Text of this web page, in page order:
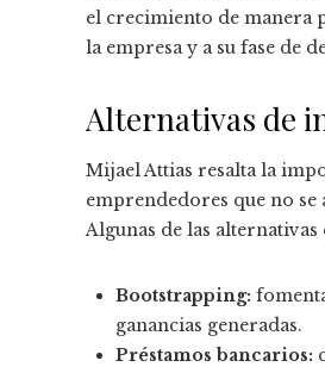
el crecimiento de manera
la empresa y a su fase de
Alternativas de
Mijael Attias resalta la
emprendedores que no se
Algunas de las
Bootstrapping:
ganancias generadas.
Préstamos bancarios: